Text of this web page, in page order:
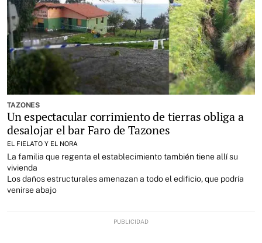
TAZONES
Un espectacular corrimiento de tierras obliga a
desalojar el bar Faro de Tazones
EL FIELATO Y EL NORA
La familia que regenta el establecimiento también tiene allí su
vivienda
Los daños estructurales amenazan a todo el edificio, que podría
venirse abajo